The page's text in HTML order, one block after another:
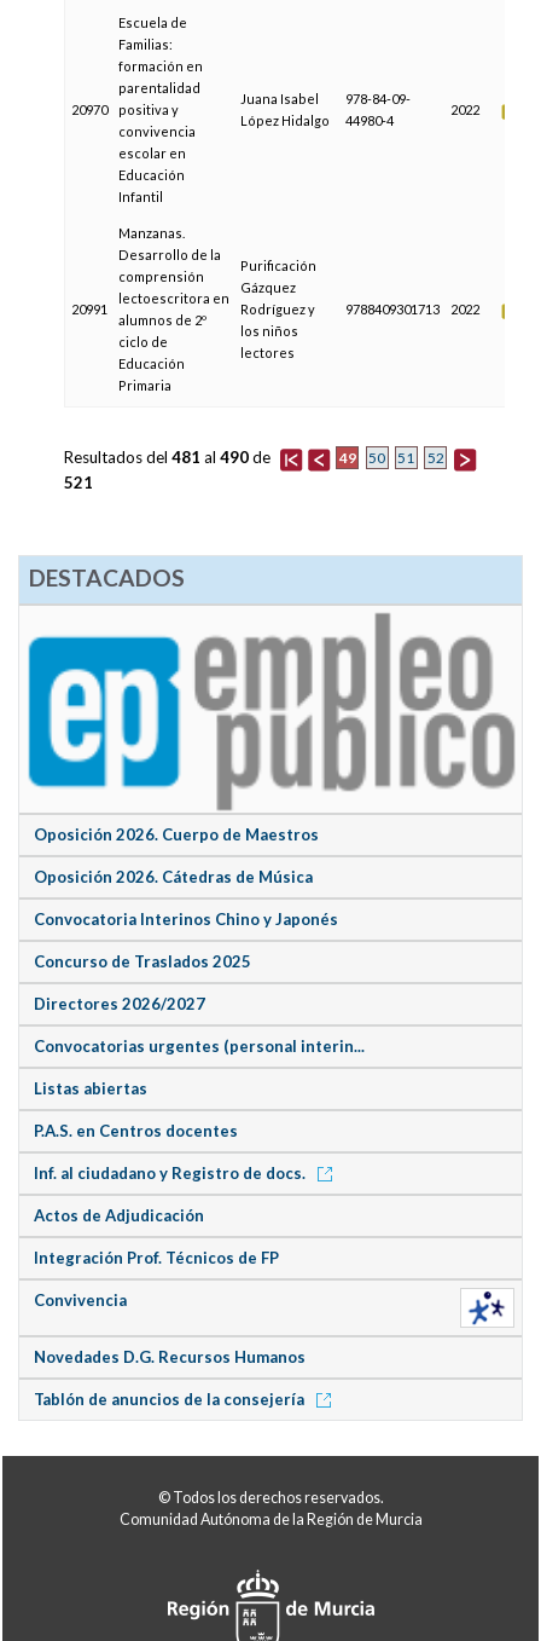
20970
Escuela de
Familias:
formación en
parentalidad
positiva y
convivencia
escolar en
Educación
Infantil
Juana Isabel
López Hidalgo
978-84-09-
44980-4
2022
20991
Manzanas.
Desarrollo de la
comprensión
lectoescritora en
alumnos de 2º
ciclo de
Educación
Primaria
Purificación
Gázquez
Rodríguez y
los niños
lectores
9788409301713 2022
49 50 51 52
Resultados del481 al490de
521
DESTACADOS
Oposición 2026. Cuerpo de Maestros
Oposición 2026. Cátedras de Música
Convocatoria Interinos Chino y Japonés
Concurso de Traslados 2025
Directores 2026/2027
Convocatorias urgentes (personal interin...
Listas abiertas
P.A.S. en Centros docentes
Inf. al ciudadano y Registro de docs.
Actos de Adjudicación
Integración Prof. Técnicos de FP
Convivencia
Novedades D.G. Recursos Humanos
Tablón de anuncios de la consejería
© Todos los derechos reservados.
Comunidad Autónoma de la Región de Murcia